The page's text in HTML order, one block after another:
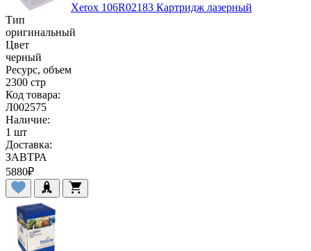
Xerox 106R02183 Картридж лазерный
Тип
оригинальный
Цвет
черный
Ресурс, объем
2300 стр
Код товара:
Л002575
Наличие:
1 шт
Доставка:
ЗАВТРА
5880₽